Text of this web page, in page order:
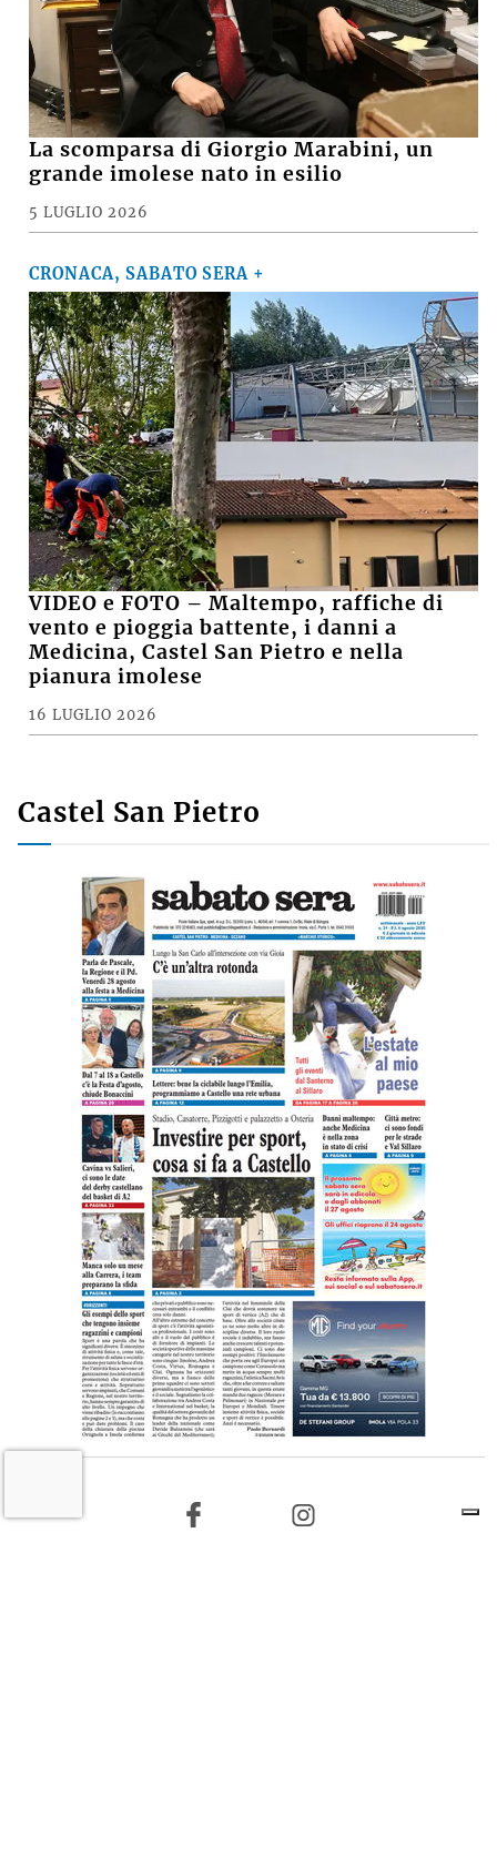
La scomparsa di Giorgio Marabini, un
grande imolese nato in esilio
5 LUGLIO 2026
CRONACA, SABATO SERA +
VIDEO e FOTO – Maltempo, raffiche di
vento e pioggia battente, i danni a
Medicina, Castel San Pietro e nella
pianura imolese
16 LUGLIO 2026
Castel San Pietro